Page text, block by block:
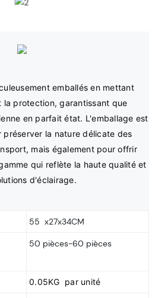
emballés en mettant
protection, garantissant que
en parfait état. L'emballage est
préserver la nature délicate des
mais également pour offrir
qui reflète la haute qualité et
55 x27x34CM
50 pièces-60 pièces
0.05KG par unité